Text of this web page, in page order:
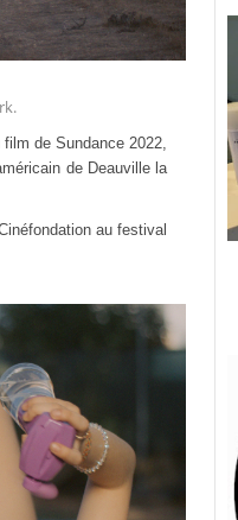
de Sundance 2022,
de Deauville la
au festival